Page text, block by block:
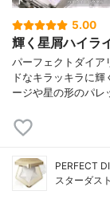
5.00
輝く星屑ハイラ
パーフェクトダイア
ドなキラッキラに
ージや星の形のパ
PERFECT
スターダス